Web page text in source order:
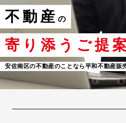
不動産 の
寄り添うご提
安佐南区の不動産のことなら平和不動産販